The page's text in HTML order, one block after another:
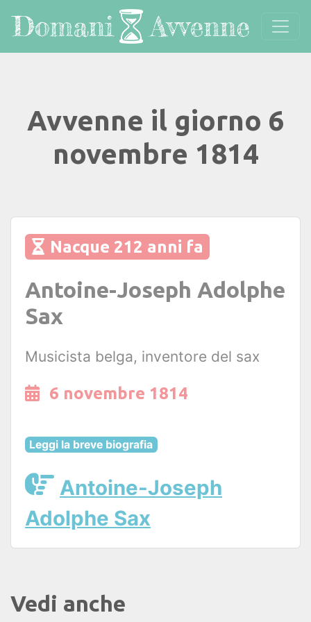
Avvenne il giorno 6
novembre 1814
Nacque 212 anni fa
Antoine-Joseph Adolphe
Sax
Musicista belga, inventore del sax
6 novembre 1814
Leggi la breve biografia
Antoine-Joseph
Adolphe Sax
Vedi anche